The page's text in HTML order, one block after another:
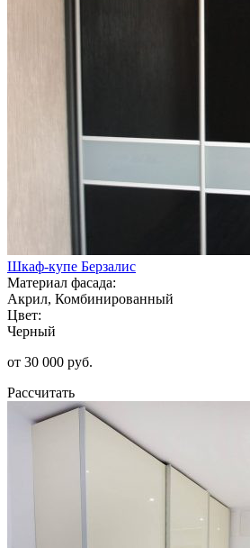
Шкаф-купе Берзалис
Материал фасада:
Акрил, Комбинированный
Цвет:
Черный
от 30 000 руб.
Рассчитать